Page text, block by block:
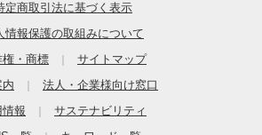
定商取引法に基づく表示
情報保護の取組みについて
権・商標
サイトマップ
法人・企業様向け窓口
報
サステナビリティ